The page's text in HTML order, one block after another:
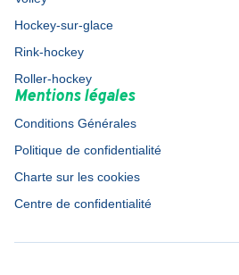
Hockey-sur-glace
Rink-hockey
Roller-hockey
Mentions légales
Conditions Générales
Politique de confidentialité
Charte sur les cookies
Centre de confidentialité